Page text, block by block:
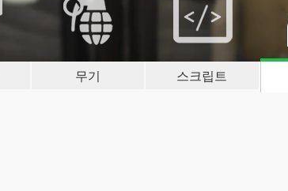
무기 스크립트